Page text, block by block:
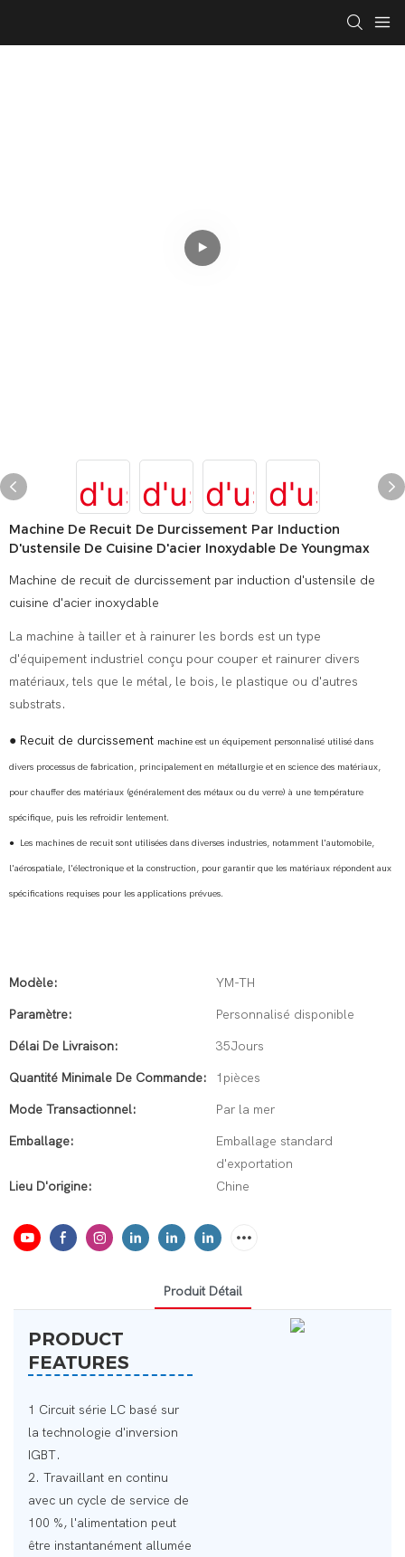
Machine De Recuit De Durcissement Par Induction
D'ustensile De Cuisine D'acier Inoxydable De Youngmax
Machine de recuit de durcissement par induction d'ustensile de
cuisine d'acier inoxydable
La machine à tailler et à rainurer les bords est un type
d'équipement industriel conçu pour couper et rainurer divers
matériaux, tels que le métal, le bois, le plastique ou d'autres
substrats.
● Recuit de durcissement machine est un équipement personnalisé utilisé dans
divers processus de fabrication, principalement en métallurgie et en science des matériaux,
pour chauffer des matériaux (généralement des métaux ou du verre) à une température
spécifique, puis les refroidir lentement.
● Les machines de recuit sont utilisées dans diverses industries, notamment l'automobile,
l'aérospatiale, l'électronique et la construction, pour garantir que les matériaux répondent aux
spécifications requises pour les applications prévues.
Modèle: YM-TH
Paramètre: Personnalisé disponible
Délai De Livraison: 35Jours
Quantité Minimale De Commande: 1pièces
Mode Transactionnel: Par la mer
Emballage:
Emballage standard
d'exportation
Lieu D'origine:
Chine
Produit Détail
PRODUCT
FEATURES
1 Circuit série LC basé sur
la technologie d'inversion
IGBT.
2. Travaillant en continu
avec un cycle de service de
100 %, l'alimentation peut
être instantanément allumée